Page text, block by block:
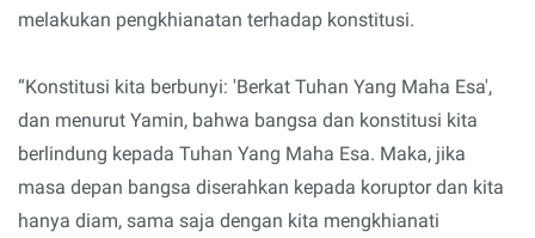
melakukan pengkhianatan terhadap konstitusi.
“Konstitusi kita berbunyi: 'Berkat Tuhan Yang Maha Esa',
dan menurut Yamin, bahwa bangsa dan konstitusi kita
berlindung kepada Tuhan Yang Maha Esa. Maka, jika
masa depan bangsa diserahkan kepada koruptor dan kita
hanya diam, sama saja dengan kita mengkhianati